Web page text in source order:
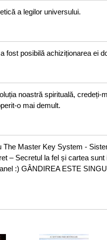
a legilor universului.
fost posibilă achiziționarea ei
noastră spirituală, credeți-
o mai demult.
The Master Key System -
– Secretul la fel și cartea sunt
:) GÂNDIREA ESTE